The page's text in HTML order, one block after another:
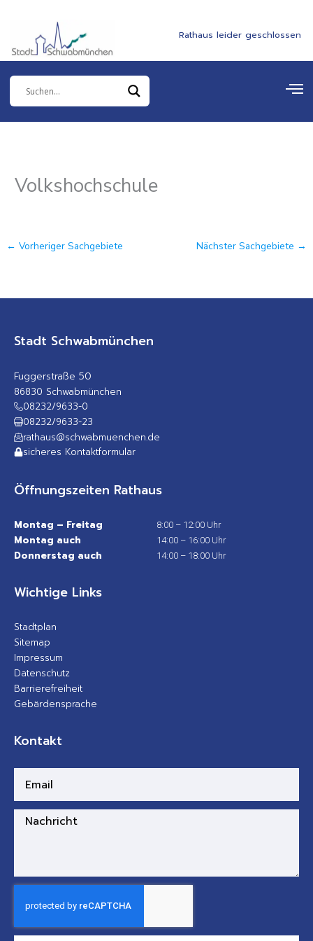
springen
Rathaus leider geschlossen
Volkshochschule
← Vorheriger Sachgebiete Nächster Sachgebiete →
Stadt Schwabmünchen
Fuggerstraße 50
86830 Schwabmünchen
08232/9633-0
08232/9633-23
rathaus@schwabmuenchen.de
sicheres Kontaktformular
Öffnungszeiten Rathaus
Montag – Freitag 8:00 – 12:00 Uhr
Montag auch 14:00 – 16:00 Uhr
Donnerstag auch 14:00 – 18:00 Uhr
Wichtige Links
Stadtplan
Sitemap
Impressum
Datenschutz
Barrierefreiheit
Gebärdensprache
Kontakt